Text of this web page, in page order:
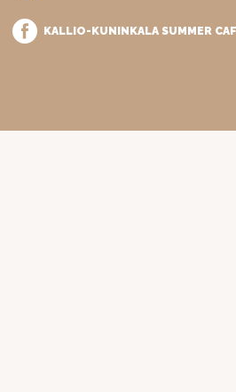
KALLIO-KUNINKALA SUMMER